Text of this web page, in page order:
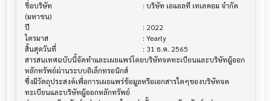
ชื่อบริษัท                               			 : บริษัท เอแอลที เทเลคอม จำกัด
(มหาชน)
ปี                                     			 : 2022
ไตรมาส                                			 : Yearly
สิ้นสุดวันที่                              			 : 31 ธ.ค. 2565
สารสนเทศฉบับนี้จัดทำและเผยแพร่โดยบริษัทจดทะเบียนและบริษัทผู้ออก
หลักทรัพย์ผ่านระบบอิเล็กทรอนิกส์
ซึ่งมีวัตถุประสงค์เพื่อการเผยแพร่ข้อมูลหรือเอกสารใดๆของบริษัทจด
ทะเบียนและบริษัทผู้ออกหลักทรัพย์